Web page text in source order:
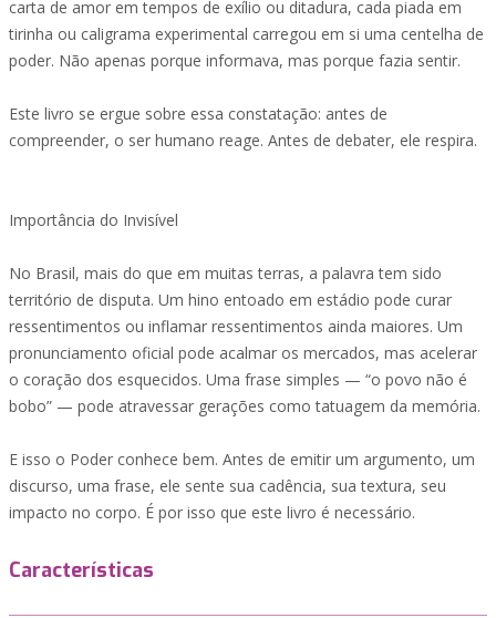
carta de amor em ‎tempos de exílio ou ditadura, cada piada em
tirinha ou caligrama ‎experimental carregou em si uma centelha de
poder. Não apenas porque ‎informava, mas porque fazia sentir.‎
Este livro se ergue sobre essa constatação: antes de
compreender, o ser ‎humano reage. Antes de debater, ele respira.
Importância do Invisível
No Brasil, mais do que em muitas terras, a palavra tem sido
território de ‎disputa. Um hino entoado em estádio pode curar
ressentimentos ou ‎inflamar ressentimentos ainda maiores. Um
pronunciamento oficial pode ‎acalmar os mercados, mas acelerar
o coração dos esquecidos. Uma frase ‎simples — “o povo não é
bobo” — pode atravessar gerações como ‎tatuagem da memória.‎
E isso o Poder conhece bem. Antes de emitir um argumento, um
discurso, ‎uma frase, ele sente sua cadência, sua textura, seu
impacto no corpo. É por ‎isso que este livro é necessário.
Características